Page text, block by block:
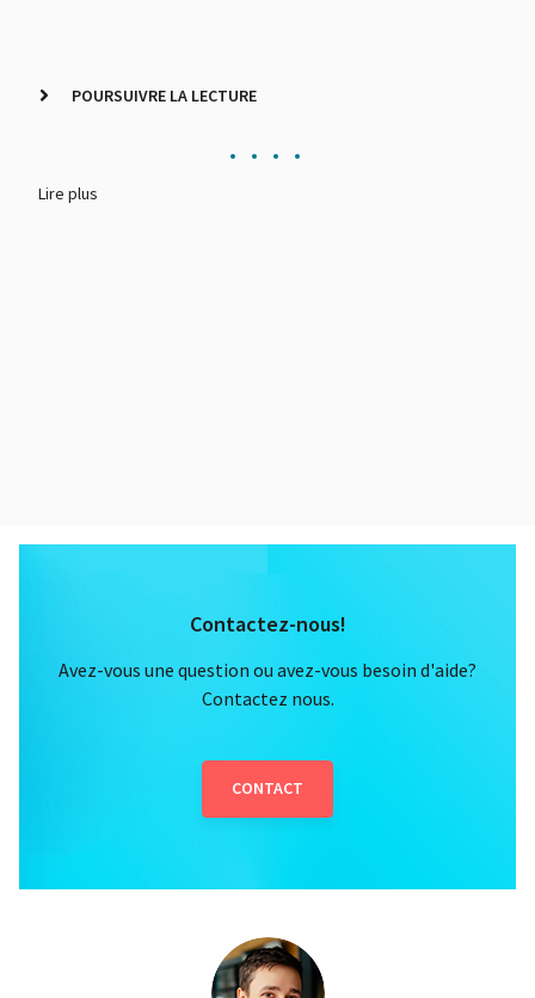
POURSUIVRE LA LECTURE
Lire plus
Contactez-nous!
Avez-vous une question ou avez-vous besoin d'aide?
Contactez nous.
CONTACT